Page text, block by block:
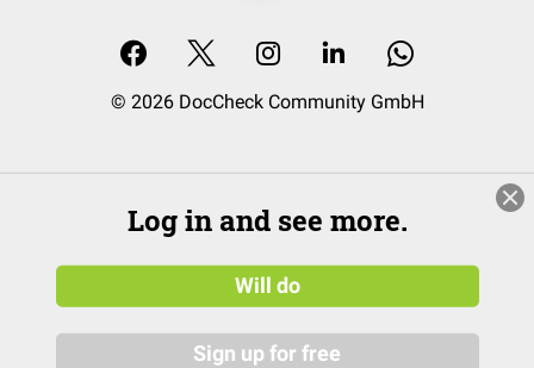
© 2026 DocCheck Community GmbH
Log in and see more.
Will do
Sign up for free